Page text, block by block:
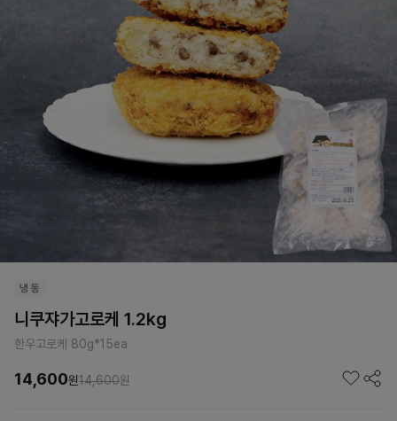
니쿠쟈가고로케 1.2kg
한우고로케 80g*15ea
14,600원14,600원